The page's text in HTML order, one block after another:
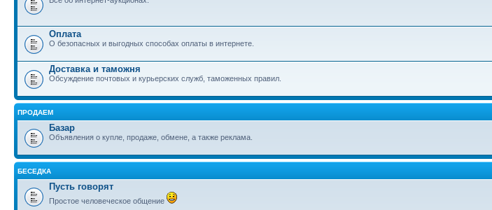
Оплата
О безопасных и выгодных способах оплаты в интернете.
Доставка и таможня
Обсуждение почтовых и курьерских служб, таможенных правил.
ПРОДАЕМ
Базар
Объявления о купле, продаже, обмене, а также реклама.
БЕСЕДКА
Пусть говорят
Простое человеческое общение